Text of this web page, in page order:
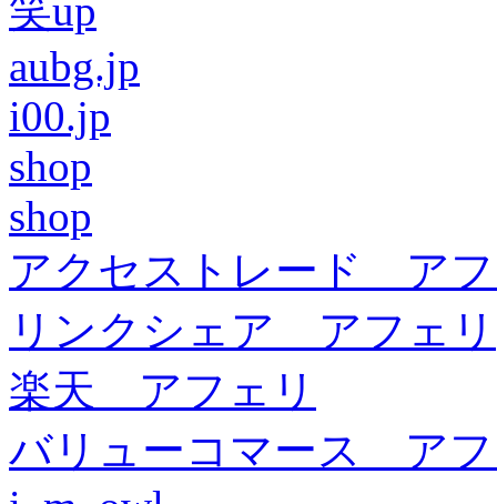
笑up
aubg.jp
i00.jp
shop
shop
アクセストレード ア
リンクシェア アフェリ
楽天 アフェリ
バリューコマース ア